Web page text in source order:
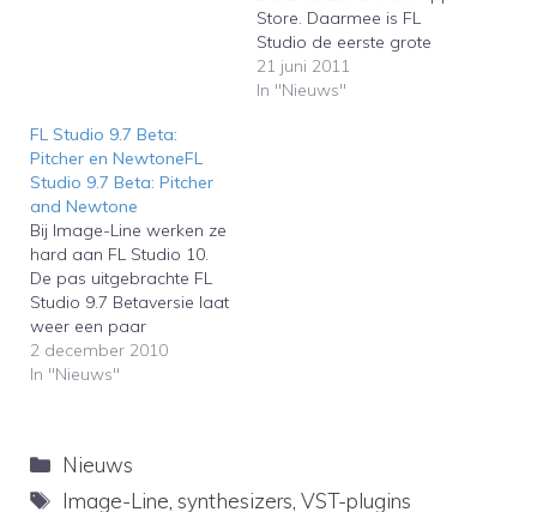
Store. Daarmee is FL
Studio de eerste grote
sequencer die nu
gedeeltelijke integratie
21 juni 2011
In "Nieuws"
FL Studio 9.7 Beta:
Pitcher en NewtoneFL
Studio 9.7 Beta: Pitcher
and Newtone
Bij Image-Line werken ze
hard aan FL Studio 10.
De pas uitgebrachte FL
Studio 9.7 Betaversie laat
weer een paar
interessante nieuwe
features zien. De meest
van bijvoorbeeld zang
kan worden aangepast.
2 december 2010
In "Nieuws"
Categorieën
Nieuws
Tags
Image-Line,synthesizers,VST-plugins